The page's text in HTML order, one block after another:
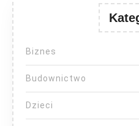
Biznes
Budownictwo
Dzieci